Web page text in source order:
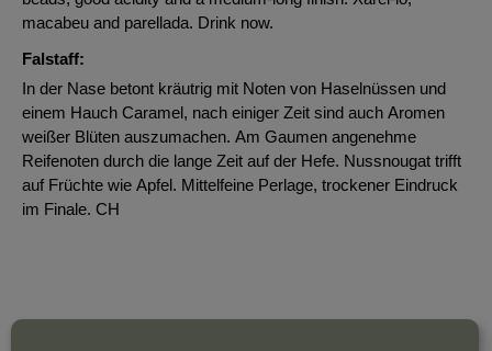
macabeu and parellada. Drink now.
Falstaff:
In der Nase betont kräutrig mit Noten von Haselnüssen und
einem Hauch Caramel, nach einiger Zeit sind auch Aromen
weißer Blüten auszumachen. Am Gaumen angenehme
Reifenoten durch die lange Zeit auf der Hefe. Nussnougat trifft
auf Früchte wie Apfel. Mittelfeine Perlage, trockener Eindruck
im Finale. CH